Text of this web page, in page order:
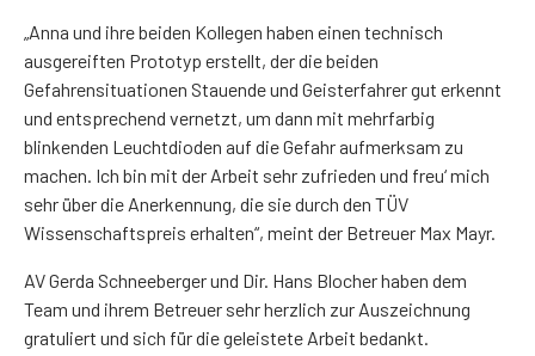
„Anna und ihre beiden Kollegen haben einen technisch
ausgereiften Prototyp erstellt, der die beiden
Gefahrensituationen Stauende und Geisterfahrer gut erkennt
und entsprechend vernetzt, um dann mit mehrfarbig
blinkenden Leuchtdioden auf die Gefahr aufmerksam zu
machen. Ich bin mit der Arbeit sehr zufrieden und freu‘ mich
sehr über die Anerkennung, die sie durch den TÜV
Wissenschaftspreis erhalten“, meint der Betreuer Max Mayr.
AV Gerda Schneeberger und Dir. Hans Blocher haben dem
Team und ihrem Betreuer sehr herzlich zur Auszeichnung
gratuliert und sich für die geleistete Arbeit bedankt.